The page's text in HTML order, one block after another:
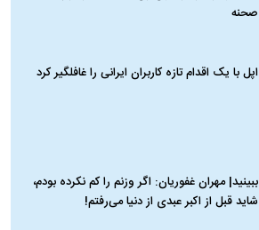
صحنه
اپل با یک اقدام تازه کاربران ایرانی را غافلگیر کرد
ببینید| مهران غفوریان: اگر وزنم را کم نکرده بودم،
شاید قبل از اکبر عبدی از دنیا می‌رفتم!